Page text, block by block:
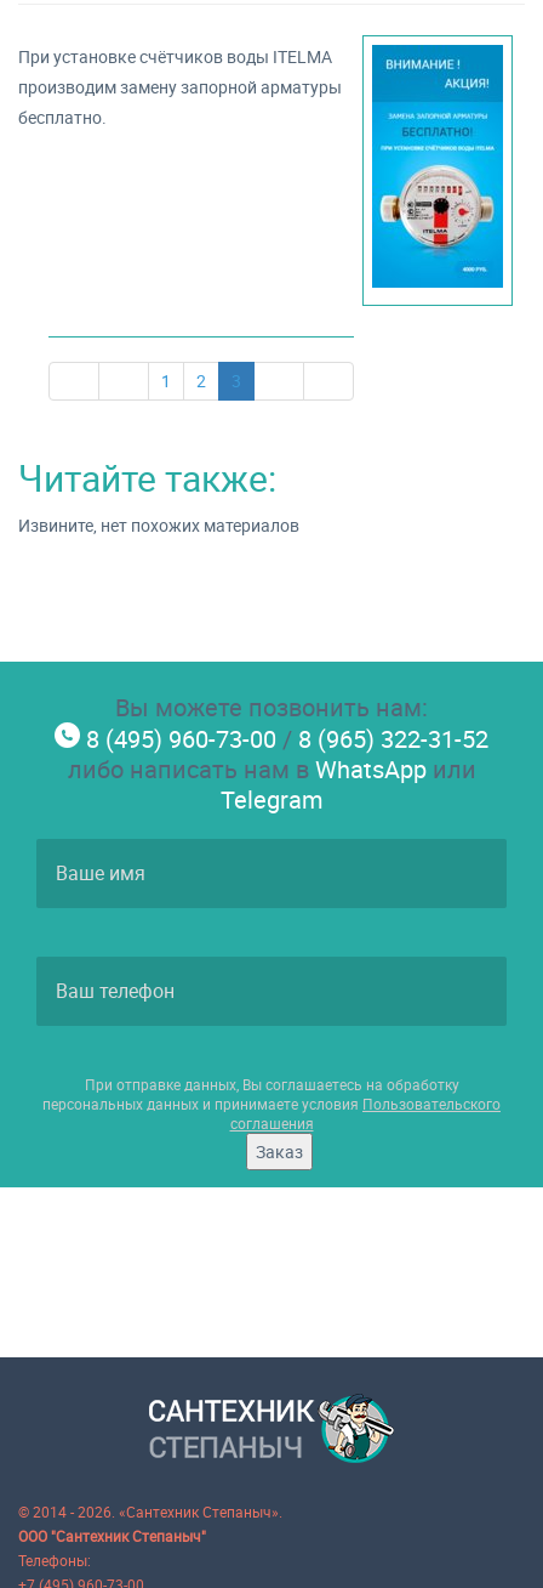
При установке счётчиков воды ITELMA
производим замену запорной арматуры
бесплатно.
1 2 3
Читайте также:
Извините, нет похожих материалов
Вы можете позвонить нам:
8 (495) 960-73-00 / 8 (965) 322-31-52
либо написать нам вWhatsAppили
Telegram
При отправке данных, Вы соглашаетесь на обработку
персональных данных и принимаете условия Пользовательского
соглашения
Заказ
© 2014 - 2026. «Сантехник Степаныч».
ООО "Сантехник Степаныч"
Телефоны: